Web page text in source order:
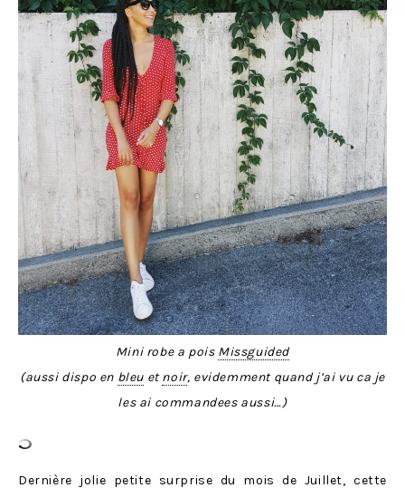
Mini robe a pois Missguided
(aussi dispo en bleu etnoir, evidemment quand j’ai vu ca je
les ai commandees aussi…)
Dernière jolie petite surprise du mois de Juillet, cette